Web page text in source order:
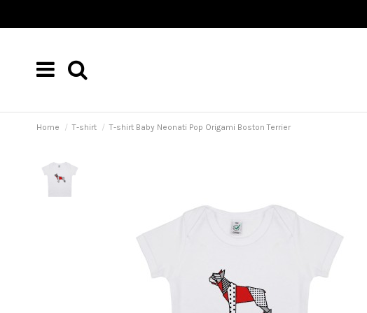
Home T-shirt T-shirt Baby Neonati Pop Origami Boston Terrier